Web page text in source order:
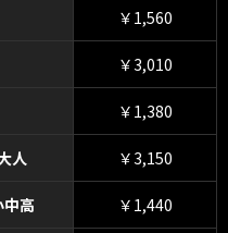
￥1,560
￥3,010
￥1,380
人 ￥3,150
高 ￥1,440